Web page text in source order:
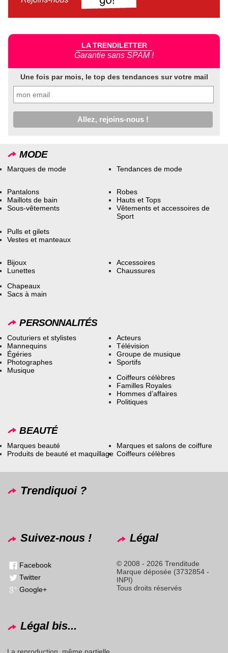
LA TRENDILETTER
Garantie sans SPAM !
Une fois par mois, le top des tendances sur votre mail
MODE
Marques de mode Tendances de mode
Pantalons
Maillots de bain
Sous-vêtements
Robes
Hauts et Tops
Vêtements et accessoires de
Sport
Pulls et gilets
Vestes et manteaux
Bijoux
Lunettes
Accessoires
Chaussures
Chapeaux
Sacs à main
PERSONNALITÉS
Couturiers et stylistes
Mannequins
Égéries
Photographes
Musique
Acteurs
Télévision
Groupe de musique
Sportifs
Coiffeurs célèbres
Familles Royales
Hommes d’affaires
Politiques
BEAUTÉ
Marques beauté
Produits de beauté et maquillage
Marques et salons de coiffure
Coiffeurs célèbres
Trendiquoi ?
Suivez-nous !
Facebook
Twitter
Google+
Légal
© 2008 - 2026 Trenditude
Marque déposée (3732854 -
INPI)
Tous droits réservés
Légal bis...